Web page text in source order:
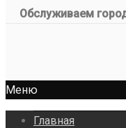
Обслуживаем
Меню
Главная